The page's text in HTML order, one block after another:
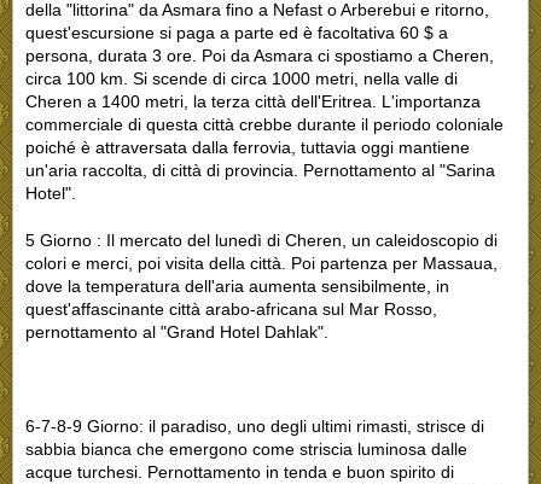
della "littorina" da Asmara fino a Nefast o Arberebui e ritorno,
quest'escursione si paga a parte ed è facoltativa 60 $ a
persona, durata 3 ore. Poi da Asmara ci spostiamo a Cheren,
circa 100 km. Si scende di circa 1000 metri, nella valle di
Cheren a 1400 metri, la terza città dell'Eritrea. L'importanza
commerciale di questa città crebbe durante il periodo coloniale
poiché è attraversata dalla ferrovia, tuttavia oggi mantiene
un'aria raccolta, di città di provincia. Pernottamento al "Sarina
Hotel".
5 Giorno : Il mercato del lunedì di Cheren, un caleidoscopio di
colori e merci, poi visita della città. Poi partenza per Massaua,
dove la temperatura dell'aria aumenta sensibilmente, in
quest'affascinante città arabo-africana sul Mar Rosso,
pernottamento al "Grand Hotel Dahlak".
6-7-8-9 Giorno: il paradiso, uno degli ultimi rimasti, strisce di
sabbia bianca che emergono come striscia luminosa dalle
acque turchesi. Pernottamento in tenda e buon spirito di